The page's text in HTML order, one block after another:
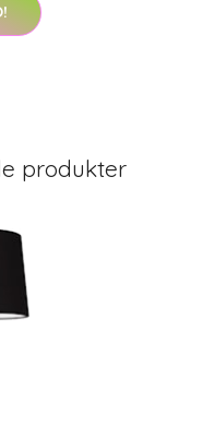
produkter